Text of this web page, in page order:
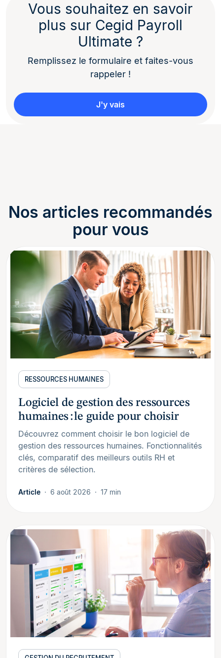
Vous souhaitez en savoir
plus sur Cegid Payroll
Ultimate ?
Remplissez le formulaire et faites-vous
rappeler !
J'y vais
Nos articles recommandés
pour vous
RESSOURCES HUMAINES
Logiciel de gestion des ressources
humaines : le guide pour choisir
Découvrez comment choisir le bon logiciel de
gestion des ressources humaines. Fonctionnalités
clés, comparatif des meilleurs outils RH et
critères de sélection.
Article 6 août 2026 17 min